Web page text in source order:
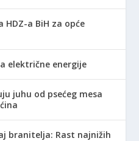
a BiH za opće
električne energije
juhu od psećeg mesa
branitelja: Rast najnižih